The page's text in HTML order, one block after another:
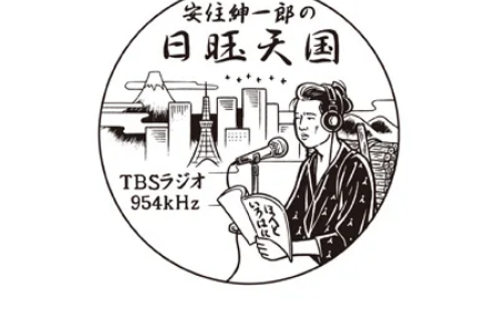
イベント・グッズ
YouTube
会社情報